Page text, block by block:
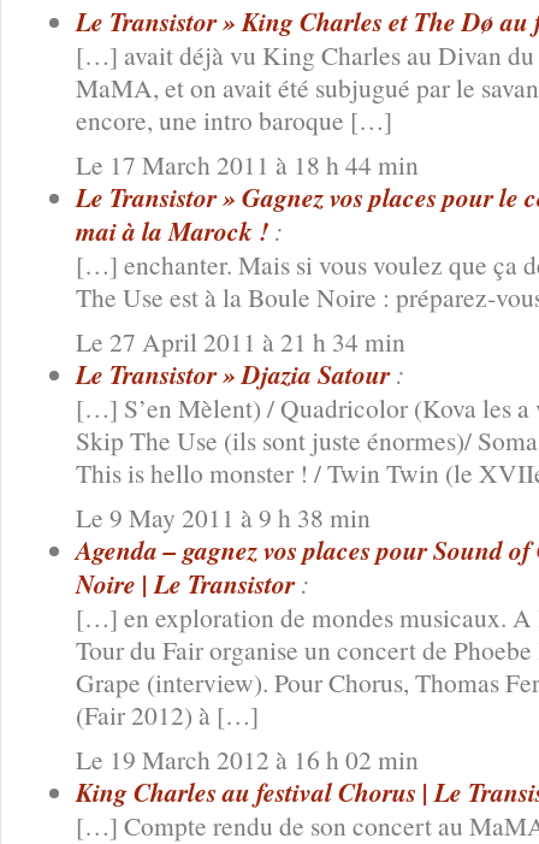
Le Transistor » King Charles et The Dø au
[…] avait déjà vu King Charles au Divan du
MaMA, et on avait été subjugué par le
encore, une intro baroque […]
Le 17 March 2011 à 18 h 44 min
Le Transistor » Gagnez vos places pour le
mai à la Marock ! :
[…] enchanter. Mais si vous voulez que ça
The Use est à la Boule Noire : préparez-
Le 27 April 2011 à 21 h 34 min
Le Transistor » Djazia Satour :
[…] S’en Mèlent) / Quadricolor (Kova les a
Skip The Use (ils sont juste énormes)/
This is hello monster ! / Twin Twin (le
Le 9 May 2011 à 9 h 38 min
Agenda – gagnez vos places pour Sound
Noire | Le Transistor :
[…] en exploration de mondes musicaux.
Tour du Fair organise un concert de
Grape (interview). Pour Chorus, Thomas
(Fair 2012) à […]
Le 19 March 2012 à 16 h 02 min
King Charles au festival Chorus | Le
[…] Compte rendu de son concert au